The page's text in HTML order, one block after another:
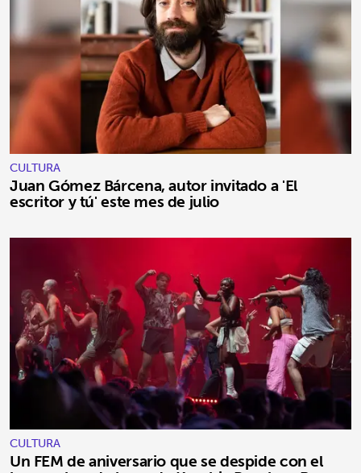
CULTURA
Juan Gómez Bárcena, autor invitado a 'El
escritor y tú' este mes de julio
CULTURA
Un FEM de aniversario que se despide con el